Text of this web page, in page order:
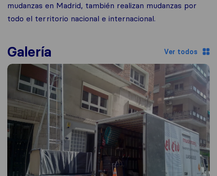
mudanzas en Madrid, también realizan mudanzas por
todo el territorio nacional e internacional.
Galería Ver todos